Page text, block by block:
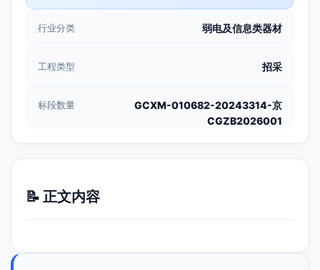
行业分类 弱电及信息类器材
工程类型 招采
标段数量
GCXM-010682-20243314-京
CGZB2026001
📝 正文内容